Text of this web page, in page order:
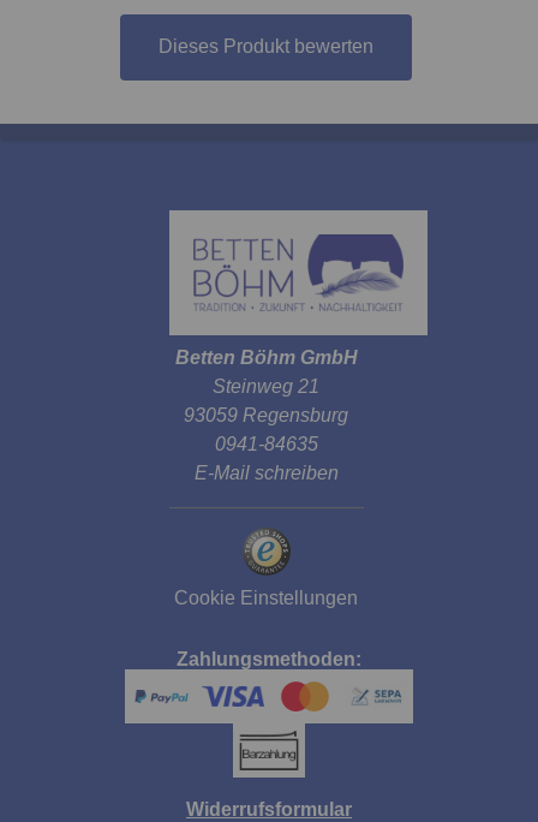
Dieses Produkt bewerten
Betten Böhm GmbH
Steinweg 21
93059 Regensburg
0941-84635
E-Mail schreiben
Cookie Einstellungen
Zahlungsmethoden:
Widerrufsformular